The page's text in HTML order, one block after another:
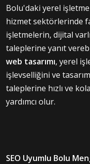
Bolu'daki yerel
hizmet sektörlerinde
işletmelerin, dijital
taleplerine yanıt
web tasarımı, yerel
işlevselliğini ve
taleplerine hızlı ve
yardımcı olur.
SEO Uyumlu Bolu